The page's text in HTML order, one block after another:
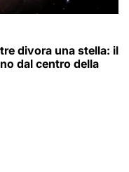
divora una stella: il
dal centro della